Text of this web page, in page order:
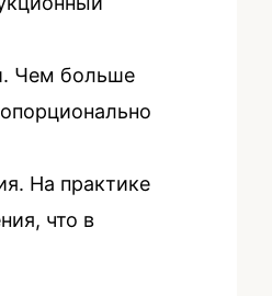
Чем больше
На практике
что в